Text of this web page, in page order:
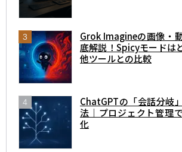
Grok Imagineの画像・
底解説！Spicyモードは
他ツールとの比較
ChatGPTの「会話分岐
法｜プロジェクト管理
化